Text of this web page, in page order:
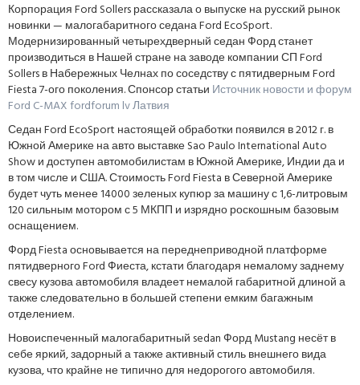
Корпорация Ford Sollers рассказала о выпуске на русский рынок
новинки — малогабаритного седана Ford EcoSport.
Модернизированный четырехдверный седан Форд станет
производиться в Нашей стране на заводе компании СП Ford
Sollers в Набережных Челнах по соседству с пятидверным Ford
Fiesta 7-ого поколения. Спонсор статьи Источник новости и форум
Ford C-MAX fordforum lv Латвия
Седан Ford EcoSport настоящей обработки появился в 2012 г. в
Южной Америке на авто выставке Sao Paulo International Auto
Show и доступен автомобилистам в Южной Америке, Индии да и
в том числе и США. Стоимость Ford Fiesta в Северной Америке
будет чуть менее 14000 зеленых купюр за машину с 1,6-литровым
120 сильным мотором с 5 МКПП и изрядно роскошным базовым
оснащением.
Форд Fiesta основывается на переднеприводной платформе
пятидверного Ford Фиеста, кстати благодаря немалому заднему
свесу кузова автомобиля владеет немалой габаритной длиной а
также следовательно в большей степени емким багажным
отделением.
Новоиспеченный малогабаритный sedan Форд Mustang несёт в
себе яркий, задорный а также активный стиль внешнего вида
кузова, что крайне не типично для недорогого автомобиля.